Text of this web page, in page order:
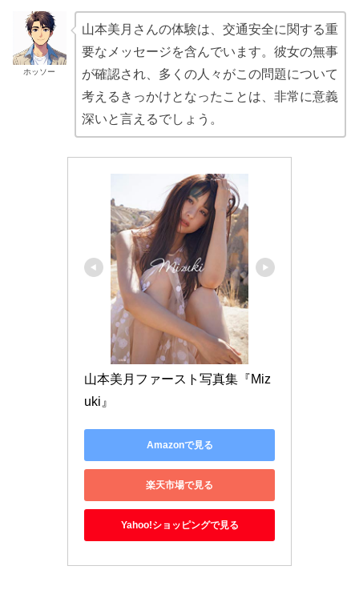
ホッソー
山本美月さんの体験は、交通安全に関する重
要なメッセージを含んでいます。彼女の無事
が確認され、多くの人々がこの問題について
考えるきっかけとなったことは、非常に意義
深いと言えるでしょう。
山本美月ファースト写真集『Miz
uki』
Amazonで見る
楽天市場で見る
Yahoo!ショッピングで見る